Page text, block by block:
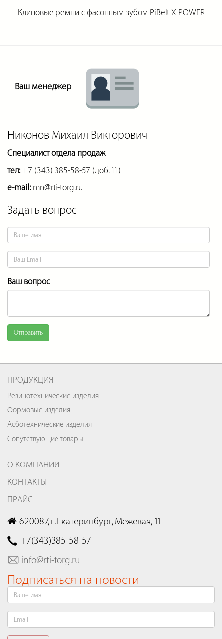
Клиновые ремни с фасонным зубом PiBelt X POWER
Ваш менеджер
Никонов Михаил Викторович
Специалист отдела продаж
тел:+7 (343) 385-58-57 (доб. 11)
e-mail:mn@rti-torg.ru
Задать вопрос
Ваш вопрос
Отправить
ПРОДУКЦИЯ
Резинотехнические изделия
Формовые изделия
Асботехнические изделия
Сопутствующие товары
О КОМПАНИИ
КОНТАКТЫ
ПРАЙС
620087, г. Екатеринбург, Межевая, 11
+7(343)385-58-57
info@rti-torg.ru
Подписаться на новости